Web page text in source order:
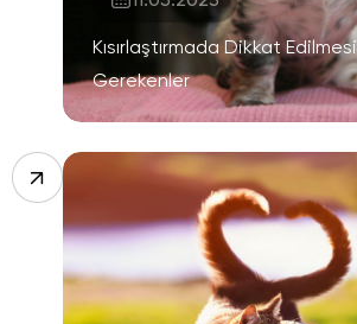
Kısırlaştırmada Dikkat Edilmesi
Gerekenler